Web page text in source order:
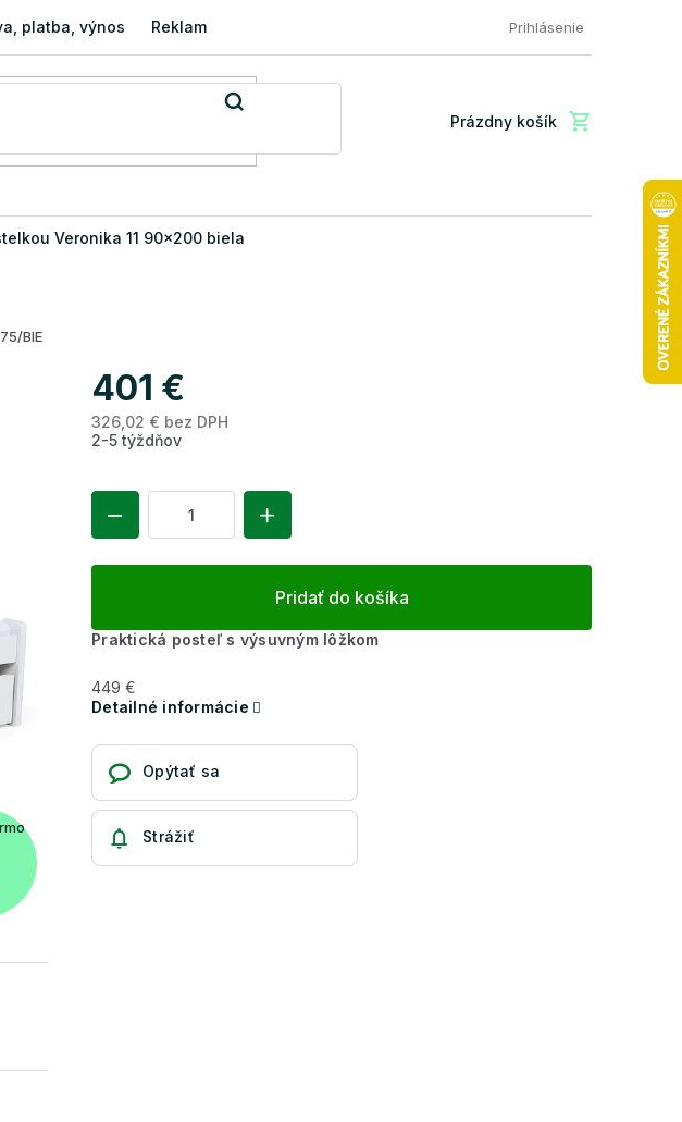
platba, výnos Reklamácia a vrátenie tovaru FAQ: Najčastejšie otázky zákazníkov
Prihlásenie
Nákupný
Prázdny košík
Veronika 11 90x200 biela
BIE
401 €
326,02 € bez DPH
2-5 týždňov
Pridať do košíka
Praktická posteľ s výsuvným lôžkom
449 €
Detailné informácie
Opýtať sa
Strážiť